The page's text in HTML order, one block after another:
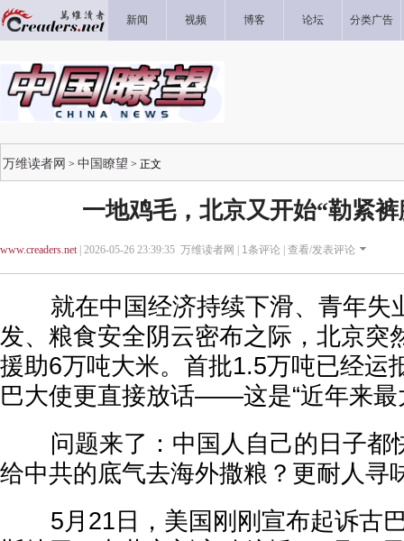
新闻 视频 博客 论坛 分类广告
万维读者网 > 中国瞭望 > 正文
一地鸡毛，北京又开始“勒紧
www.creaders.net| 2026-05-26 23:39:35 万维读者网 | 1条评论 | 查看/发表评论
就在中国经济持续下滑、青年失
发、粮食安全阴云密布之际，北京突
援助6万吨大米。首批1.5万吨已经运
巴大使更直接放话——这是“近年来最
问题来了：中国人自己的日子都
给中共的底气去海外撒粮？更耐人寻
5月21日，美国刚刚宣布起诉古巴